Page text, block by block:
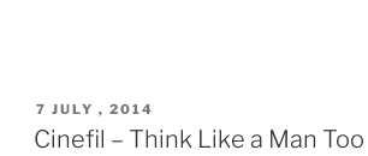
POSTED
ON
7 JULY , 2014
Cinefil – Think Like a Man Too